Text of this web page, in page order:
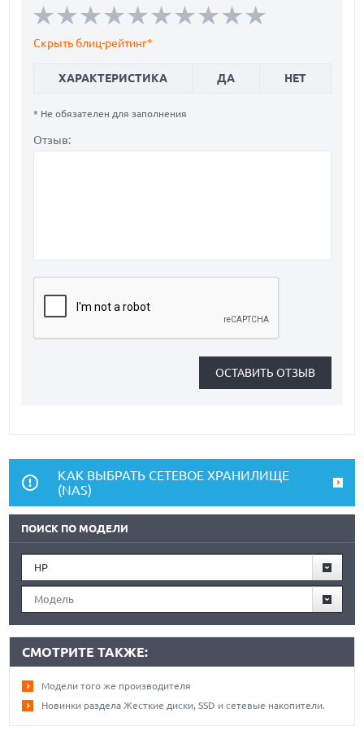
Скрыть блиц-рейтинг*
ХАРАКТЕРИСТИКА ДА НЕТ
* Не обязателен для заполнения
Отзыв:
КАК ВЫБРАТЬ СЕТЕВОЕ ХРАНИЛИЩЕ
(NAS)
ПОИСК ПО МОДЕЛИ
HP
Модель
СМОТРИТЕ ТАКЖЕ:
Модели того же производителя
Новинки раздела Жесткие диски, SSD и сетевые накопители.